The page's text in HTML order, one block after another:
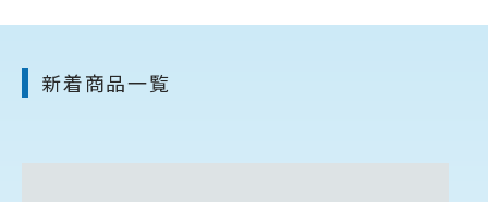
新着商品一覧